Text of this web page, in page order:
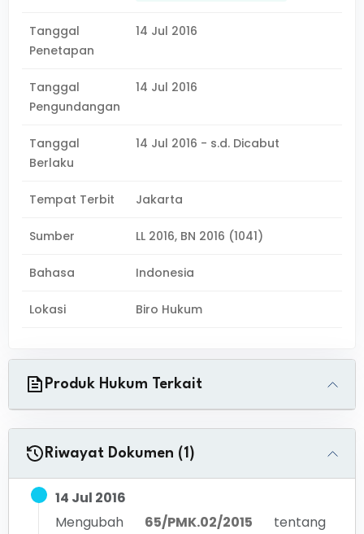
Tanggal
Penetapan
14 Jul 2016
Tanggal
Pengundangan
14 Jul 2016
Tanggal
Berlaku
14 Jul 2016 - s.d. Dicabut
Tempat Terbit Jakarta
Sumber LL 2016, BN 2016 (1041)
Bahasa Indonesia
Lokasi Biro Hukum
Produk Hukum Terkait
Riwayat Dokumen (1)
14 Jul 2016
Mengubah
65/PMK.02/2015
tentang